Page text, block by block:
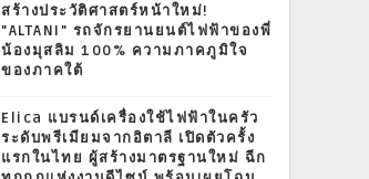
สร้างประวัติศาสตร์หน้าใหม่!
"ALTANI" รถจักรยานยนต์ไฟฟ้าของพี่
น้องมุสลิม 100% ความภาคภูมิใจ
ของภาคใต้
Elica แบรนด์เครื่องใช้ไฟฟ้าในครัว
ระดับพรีเมียมจากอิตาลี เปิดตัวครั้ง
แรกในไทย ผู้สร้างมาตรฐานใหม่ ฉีก